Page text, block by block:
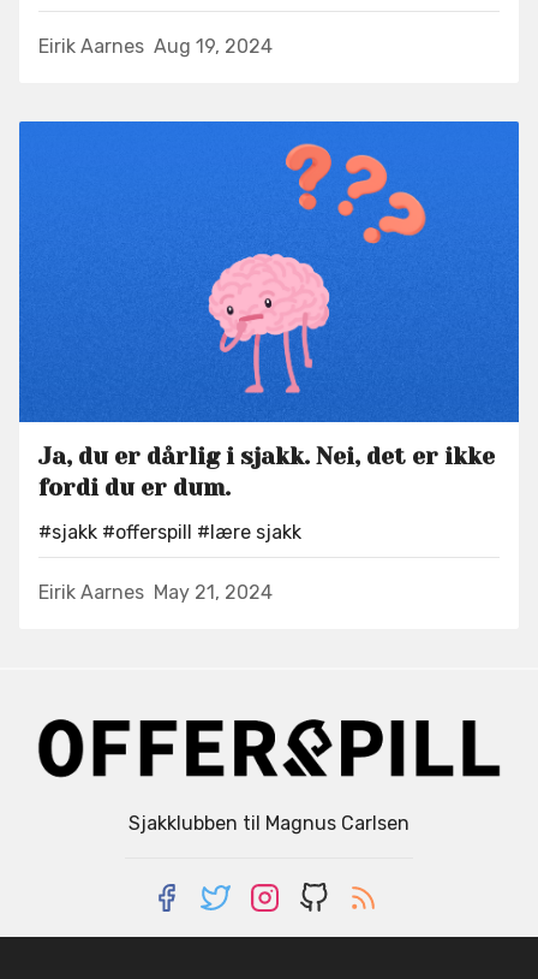
Eirik Aarnes Aug 19, 2024
Ja, du er dårlig i sjakk. Nei, det er ikke
fordi du er dum.
#sjakk #offerspill #lære sjakk
Eirik Aarnes May 21, 2024
Sjakklubben til Magnus Carlsen